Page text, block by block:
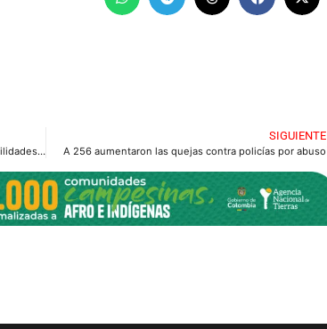
Fondo Social para la Educación del Meta abre facilidades pago.
SIGUIENTE
A 256 aumentaron las quejas contra policías por abuso